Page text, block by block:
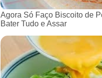
Agora Só Faço Biscoito de
Bater Tudo e Assar